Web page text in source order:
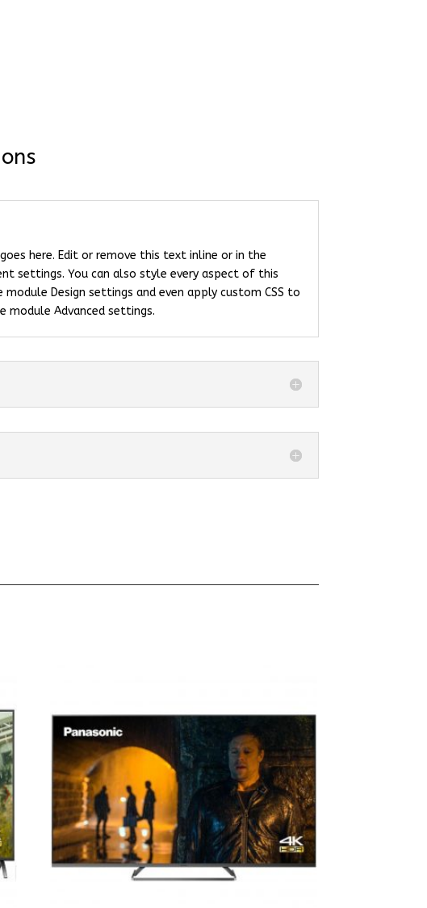
here. Edit or remove this text inline or in the
settings. You can also style every aspect of this
Design settings and even apply custom CSS to
module Advanced settings.